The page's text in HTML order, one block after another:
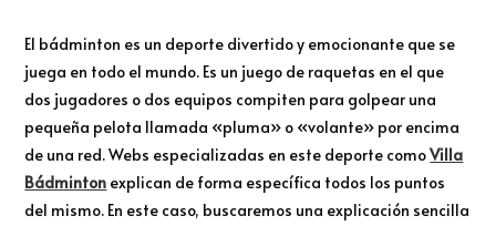
El bádminton es un deporte divertido y emocionante que se
juega en todo el mundo. Es un juego de raquetas en el que
dos jugadores o dos equipos compiten para golpear una
pequeña pelota llamada «pluma» o «volante» por encima
de una red. Webs especializadas en este deporte comoVilla
Bádminton explican de forma específica todos los puntos
del mismo. En este caso, buscaremos una explicación sencilla